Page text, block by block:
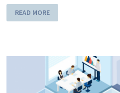
READ MORE